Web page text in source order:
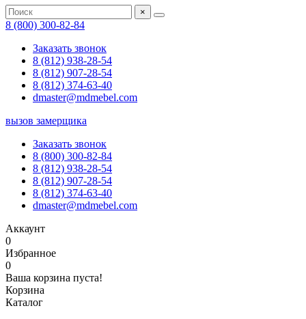
×
8 (800) 300-82-84
Заказать звонок
8 (812) 938-28-54
8 (812) 907-28-54
8 (812) 374-63-40
dmaster@mdmebel.com
вызов замерщика
Заказать звонок
8 (800) 300-82-84
8 (812) 938-28-54
8 (812) 907-28-54
8 (812) 374-63-40
dmaster@mdmebel.com
Аккаунт
0
Избранное
0
Ваша корзина пуста!
Корзина
Каталог